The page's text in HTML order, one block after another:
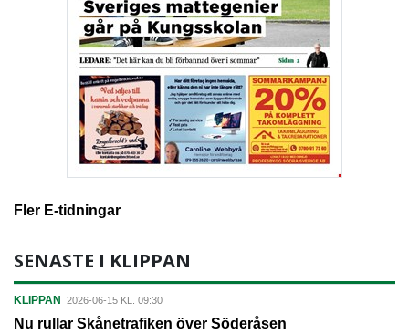
Fler E-tidningar
SENASTE I KLIPPAN
KLIPPAN 2026-06-15 KL. 09:30
Nu rullar Skånetrafiken över Söderåsen